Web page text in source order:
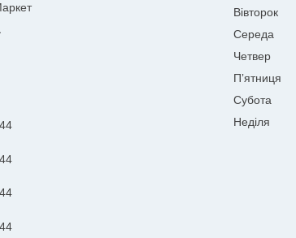
Вівторок
Середа
Четвер
Пʼятниця
Субота
Неділя